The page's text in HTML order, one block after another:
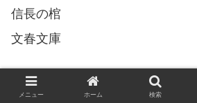
信長の棺
文春文庫
目次
メニュー ホーム 検索